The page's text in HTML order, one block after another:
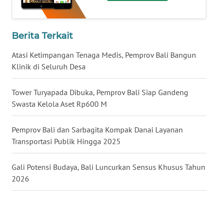
Berita Terkait
Atasi Ketimpangan Tenaga Medis, Pemprov Bali Bangun
Klinik di Seluruh Desa
Tower Turyapada Dibuka, Pemprov Bali Siap Gandeng
Swasta Kelola Aset Rp600 M
Pemprov Bali dan Sarbagita Kompak Danai Layanan
Transportasi Publik Hingga 2025
Gali Potensi Budaya, Bali Luncurkan Sensus Khusus Tahun
2026
NUSANTARA
WN
JOGJA
WN
JATIM
WN
BALI
WN
KALBAR